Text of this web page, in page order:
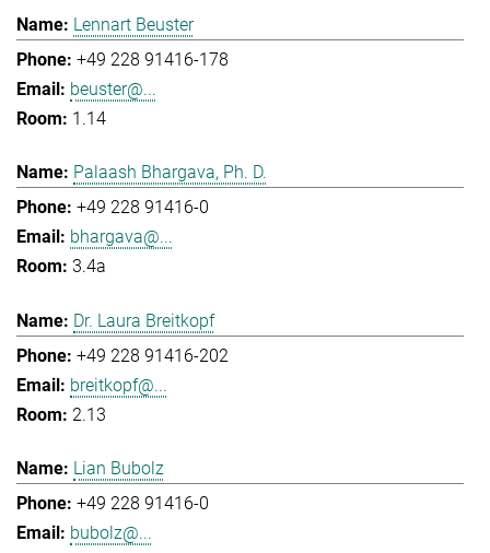
Lennart Beuster
+49 228 91416-178
beuster@...
1.14
Palaash Bhargava, Ph. D.
+49 228 91416-0
bhargava@...
3.4a
Dr. Laura Breitkopf
+49 228 91416-202
breitkopf@...
2.13
Lian Bubolz
+49 228 91416-0
bubolz@...